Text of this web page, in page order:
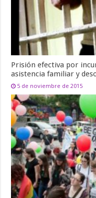
Prisión efectiva por
asistencia familiar y
5 de noviembre de 2015